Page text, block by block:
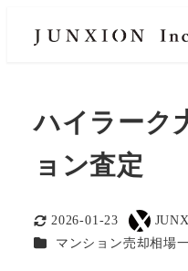
ハイラーク
ョン査定
更新日
2026-01-23
著
者
カテゴリー
マンション売却相場